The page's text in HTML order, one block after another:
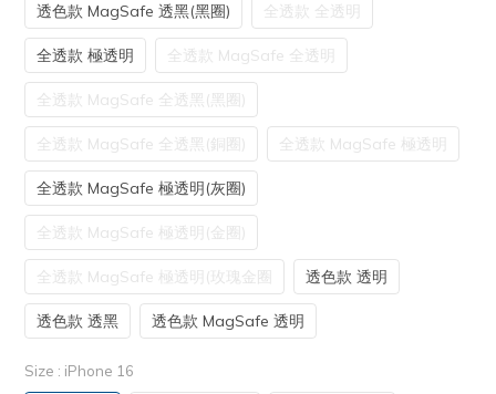
透色款 MagSafe 透黑(黑圈) 全透款 全透明
全透款 極透明 全透款 MagSafe 全透明
全透款 MagSafe 全透黑(黑圈)
全透款 MagSafe 全透黑(銅圈) 全透款 MagSafe 極透明
全透款 MagSafe 極透明(灰圈)
全透款 MagSafe 極透明(金圈)
全透款 MagSafe 極透明(玫瑰金圈 透色款 透明
透色款 透黑 透色款 MagSafe 透明
Size : iPhone 16